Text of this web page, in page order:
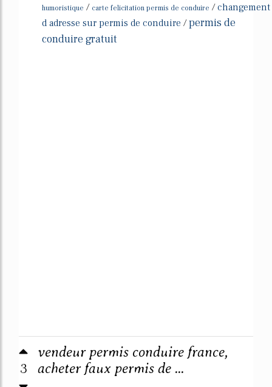
humoristique / carte felicitation permis de conduire /changement
d adresse sur permis de conduire /permis de
conduire gratuit
3
vendeur permis conduire france,
acheter faux permis de ...